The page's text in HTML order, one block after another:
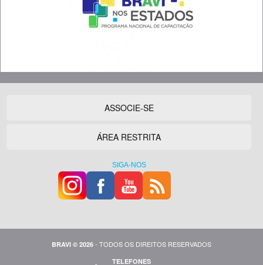
ASSOCIE-SE
ÁREA RESTRITA
SIGA-NOS
BRAVI © 2026 - TODOS OS DIREITOS RESERVADOS
TELEFONES